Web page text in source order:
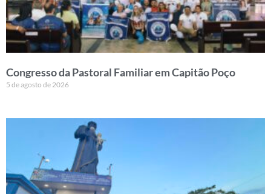
Congresso da Pastoral Familiar em Capitão Poço
5 de agosto de 2026